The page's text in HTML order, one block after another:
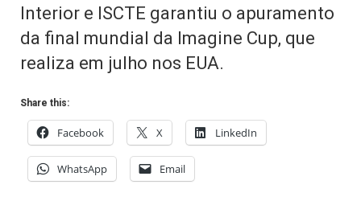
Interior e ISCTE garantiu o apuramento
da final mundial da Imagine Cup, que
realiza em julho nos EUA.
Share this:
Facebook X LinkedIn
WhatsApp Email